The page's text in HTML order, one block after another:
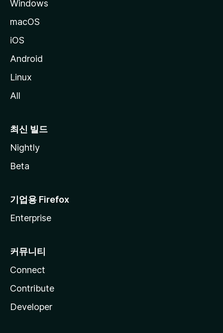
Windows
macOS
iOS
Android
Linux
All
최신 빌드
Nightly
Beta
기업용 Firefox
Enterprise
커뮤니티
Connect
Contribute
Developer